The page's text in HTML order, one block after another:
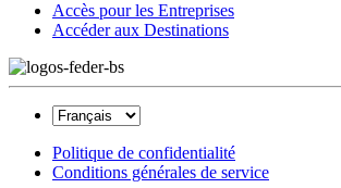
Accès pour les Entreprises
Accéder aux Destinations
Politique de confidentialité
Conditions générales de service